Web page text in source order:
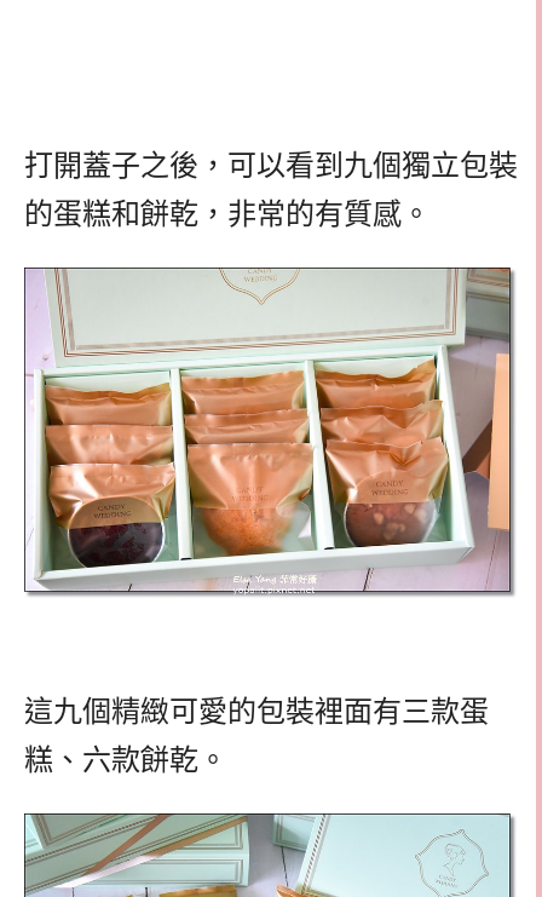
打開蓋子之後，可以看到九個獨立包裝
的蛋糕和餅乾，非常的有質感。
這九個精緻可愛的包裝裡面有三款蛋
糕、六款餅乾。